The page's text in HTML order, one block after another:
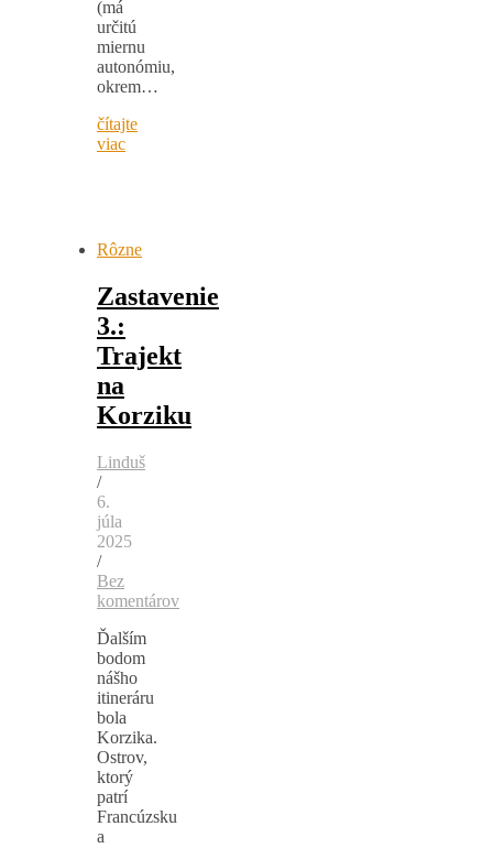
(má
určitú
miernu
autonómiu,
okrem…
čítajte
viac
Rôzne
Zastavenie
3.:
Trajekt
na
Korziku
Linduš
/
6.
júla
2025
/
Bez
komentárov
Ďalším
bodom
nášho
itineráru
bola
Korzika.
Ostrov,
ktorý
patrí
Francúzsku
a